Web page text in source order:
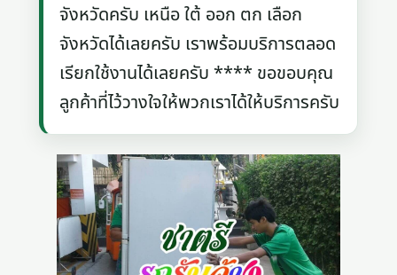
จังหวัดครับ เหนือ ใต้ ออก ตก เลือก
จังหวัดได้เลยครับ เราพร้อมบริการตลอด
เรียกใช้งานได้เลยครับ **** ขอขอบคุณ
ลูกค้าที่ไว้วางใจให้พวกเราได้ให้บริการครับ